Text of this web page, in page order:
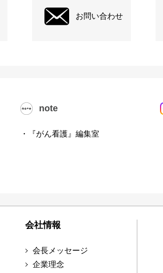
お問い合わせ
note
・『がん看護』編集室
会社情報
会長メッセージ
企業理念